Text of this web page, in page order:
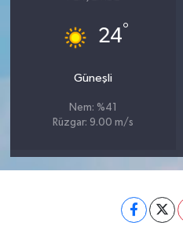
24°
Güneşli
Nem: %41
Rüzgar: 9.00 m/s